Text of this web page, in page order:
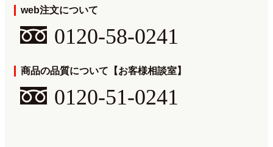
web注文について
0120-58-0241
商品の品質について【お客様相談室】
0120-51-0241